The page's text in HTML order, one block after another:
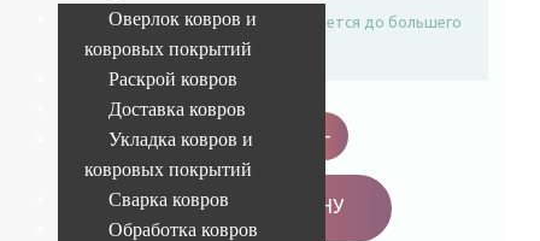
Площадь автоматически округляется до большего
целого числа
-
Ковролин
Master
011
+
В КОРЗИНУ
Оверлок ковров и
ковровых покрытий
Раскрой ковров
Доставка ковров
Укладка ковров и
ковровых покрытий
Сварка ковров
Обработка ковров